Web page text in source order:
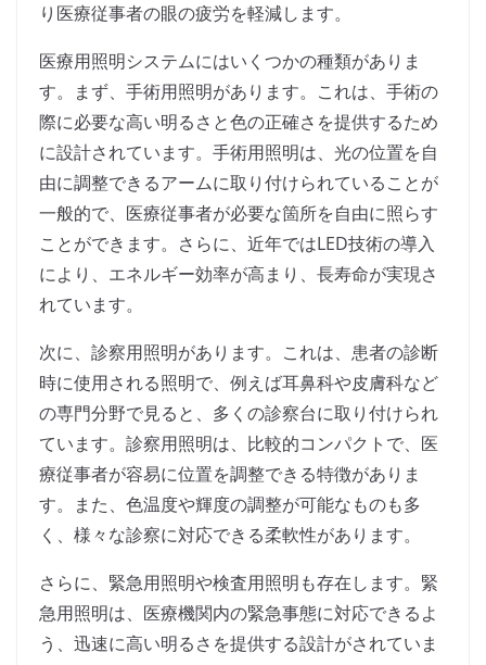
り医療従事者の眼の疲労を軽減します。
医療用照明システムにはいくつかの種類がありま
す。まず、手術用照明があります。これは、手術の
際に必要な高い明るさと色の正確さを提供するため
に設計されています。手術用照明は、光の位置を自
由に調整できるアームに取り付けられていることが
一般的で、医療従事者が必要な箇所を自由に照らす
ことができます。さらに、近年ではLED技術の導入
により、エネルギー効率が高まり、長寿命が実現さ
れています。
次に、診察用照明があります。これは、患者の診断
時に使用される照明で、例えば耳鼻科や皮膚科など
の専門分野で見ると、多くの診察台に取り付けられ
ています。診察用照明は、比較的コンパクトで、医
療従事者が容易に位置を調整できる特徴がありま
す。また、色温度や輝度の調整が可能なものも多
く、様々な診察に対応できる柔軟性があります。
さらに、緊急用照明や検査用照明も存在します。緊
急用照明は、医療機関内の緊急事態に対応できるよ
う、迅速に高い明るさを提供する設計がされていま